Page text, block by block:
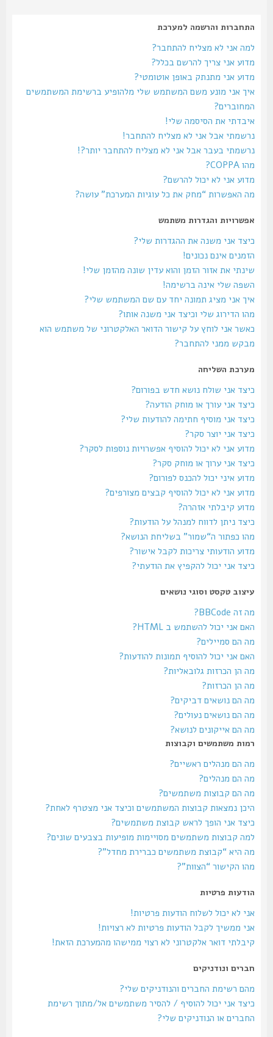
התחברות והרשמה למערכת
למה אני לא מצליח להתחבר?
מדוע אני צריך להרשם בכלל?
מדוע אני מתנתק באופן אוטומטי?
איך אני מונע משם המשתמש שלי מלהופיע ברשימת המשתמשים
המחוברים?
איבדתי את הסיסמה שלי!
נרשמתי אבל אני לא מצליח להתחבר!
נרשמתי בעבר אבל אני לא מצליח להתחבר יותר?!
מדוע אני לא יכול להרשם?
מה האפשרות “מחק את כל עוגיות המערכת” עושה?
אפשרויות והגדרות משתמש
כיצד אני משנה את ההגדרות שלי?
הזמנים אינם נכונים!
שינתי את אזור הזמן והוא עדין שונה מהזמן שלי!
השפה שלי אינה ברשימה!
איך אני מציג תמונה יחד עם שם המשתמש שלי?
מהו הדירוג שלי וכיצד אני משנה אותו?
כאשר אני לוחץ על קישור הדואר האלקטרוני של משתמש הוא
מבקש ממני להתחבר?
מערכת השליחה
כיצד אני שולח נושא חדש בפורום?
כיצד אני עורך או מוחק הודעה?
כיצד אני מוסיף חתימה להודעות שלי?
כיצד אני יוצר סקר?
מדוע אני לא יכול להוסיף אפשרויות נוספות לסקר?
כיצד אני ערוך או מוחק סקר?
מדוע איני יכול להכנס לפורום?
מדוע אני לא יכול להוסיף קבצים מצורפים?
מדוע קיבלתי אזהרה?
כיצד ניתן לדווח למנהל על הודעות?
מהו כפתור ה“שמור” בשליחת הנושא?
מדוע הודעותי צריכות לקבל אישור?
כיצד אני יכול להקפיץ את הודעתי?
עיצוב טקסט וסוגי נושאים
מה זה BBCode?
האם אני יכול להשתמש ב HTML?
מה הם סמיילים?
האם אני יכול להוסיף תמונות להודעות?
מה הן הכרזות גלובאליות?
מה הן הכרזות?
מה הם נושאים דביקים?
מה הם נושאים נעולים?
מה הם אייקונים לנושא?
רמות משתמשים וקבוצות
מה הם מנהלים ראשיים?
מה הם מנהלים?
מה הם קבוצות משתמשים?
היכן נמצאות קבוצות המשתמשים וכיצד אני מצטרף לאחת?
כיצד אני הופך לראש קבוצת משתמשים?
למה קבוצות משתמשים מסויימות מופיעות בצבעים שונים?
מה היא “קבוצת משתמשים כברירת מחדל”?
מהו הקישור “הצוות”?
הודעות פרטיות
אני לא יכול לשלוח הודעות פרטיות!
אני ממשיך לקבל הודעות פרטיות לא רצויות!
קיבלתי דואר אלקטרוני לא רצוי ממישהו מהמערכת הזאת!
חברים ונודניקים
מהם רשימת החברים והנודניקים שלי?
כיצד אני יכול להוסיף / להסיר משתמשים אל/מתוך רשימת
החברים או הנודניקים שלי?